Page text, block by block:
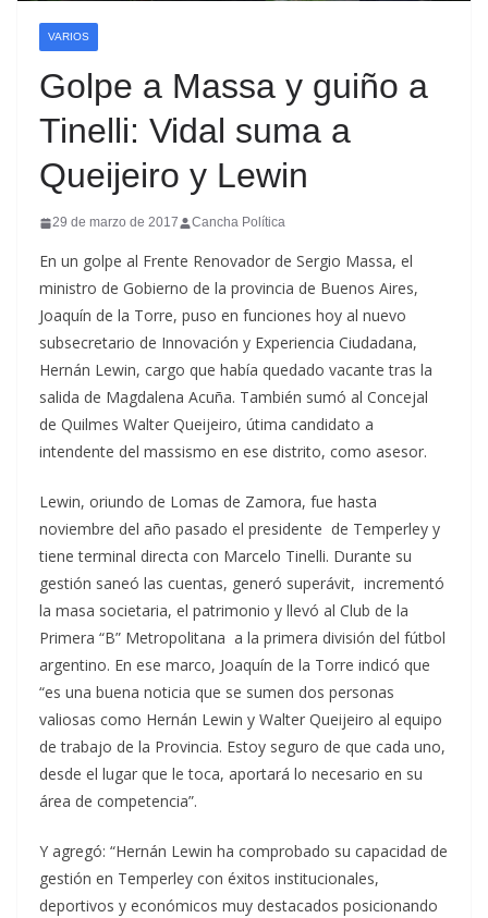
VARIOS
Golpe a Massa y guiño a
Tinelli: Vidal suma a
Queijeiro y Lewin
29 de marzo de 2017 Cancha Política
En un golpe al Frente Renovador de Sergio Massa, el
ministro de Gobierno de la provincia de Buenos Aires,
Joaquín de la Torre, puso en funciones hoy al nuevo
subsecretario de Innovación y Experiencia Ciudadana,
Hernán Lewin, cargo que había quedado vacante tras la
salida de Magdalena Acuña. También sumó al Concejal
de Quilmes Walter Queijeiro, útima candidato a
intendente del massismo en ese distrito, como asesor.
Lewin, oriundo de Lomas de Zamora, fue hasta
noviembre del año pasado el presidente de Temperley y
tiene terminal directa con Marcelo Tinelli. Durante su
gestión saneó las cuentas, generó superávit, incrementó
la masa societaria, el patrimonio y llevó al Club de la
Primera “B” Metropolitana a la primera división del fútbol
argentino. En ese marco, Joaquín de la Torre indicó que
“es una buena noticia que se sumen dos personas
valiosas como Hernán Lewin y Walter Queijeiro al equipo
de trabajo de la Provincia. Estoy seguro de que cada uno,
desde el lugar que le toca, aportará lo necesario en su
área de competencia”.
Y agregó: “Hernán Lewin ha comprobado su capacidad de
gestión en Temperley con éxitos institucionales,
deportivos y económicos muy destacados posicionando